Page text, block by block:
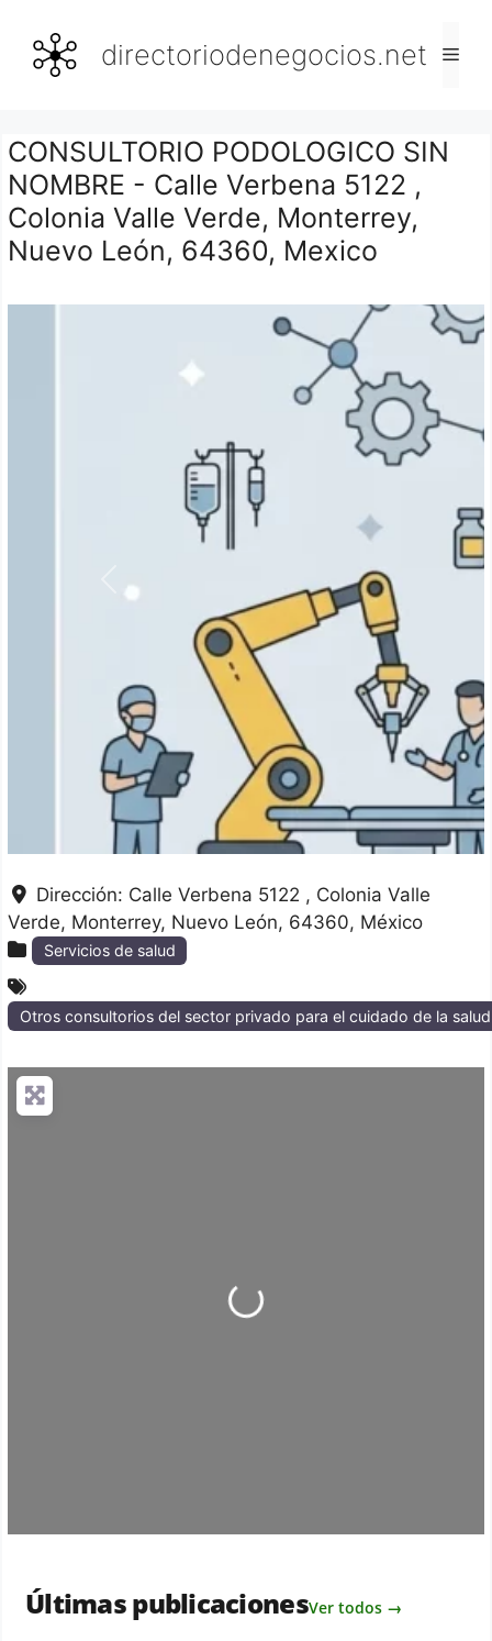
contenido
directoriodenegocios.net
CONSULTORIO PODOLOGICO SIN
NOMBRE - Calle Verbena 5122 ,
Colonia Valle Verde, Monterrey,
Nuevo León, 64360, Mexico
Anterior
Dirección: Calle Verbena 5122 , Colonia Valle
Verde Monterrey Nuevo León 64360 México
Servicios de salud
Otros consultorios del sector privado para el cuidado de la salud
Loading...
Últimas publicacionesVer todos →